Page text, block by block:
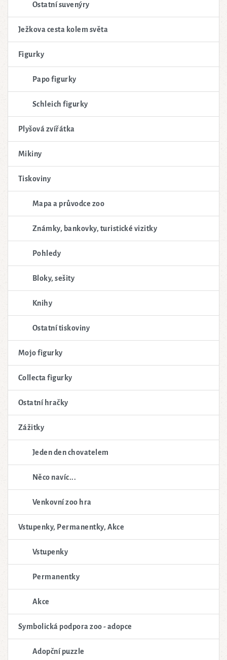
Ostatní suvenýry
Ježkova cesta kolem světa
Figurky
Papo figurky
Schleich figurky
Plyšová zvířátka
Mikiny
Tiskoviny
Mapa a průvodce zoo
Známky, bankovky, turistické vizitky
Pohledy
Bloky, sešity
Knihy
Ostatní tiskoviny
Mojo figurky
Collecta figurky
Ostatní hračky
Zážitky
Jeden den chovatelem
Něco navíc...
Venkovní zoo hra
Vstupenky, Permanentky, Akce
Vstupenky
Permanentky
Akce
Symbolická podpora zoo - adopce
Adopční puzzle